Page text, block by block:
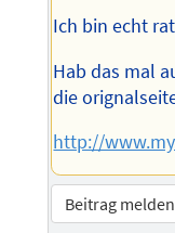
Ich bin echt
Hab das mal
die
http://
Beitrag melden